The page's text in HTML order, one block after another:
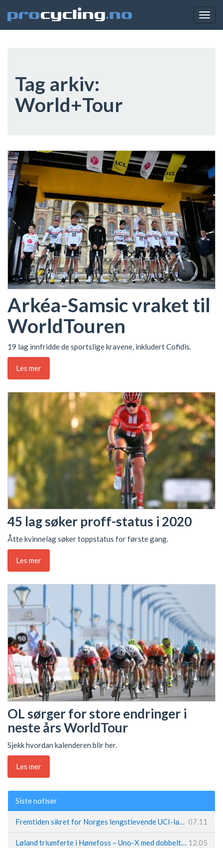
Tag arkiv:
World+Tour
Arkéa-Samsic vraket til
WorldTouren
19 lag innfridde de sportslige kravene, inkludert Cofidis.
Les mer
45 lag søker proff-status i 2020
Åtte kvinnelag søker toppstatus for første gang.
Les mer
OL sørger for store endringer i
neste års WorldTour
Sjekk hvordan kalenderen blir her.
Les mer
Siste notiser
Fremtiden sikret for Norges lengstlevende UCI-lag – Kristoff trer inn i sentral rolle 07.11
Løland triumferte i Hønefoss – Uno-X med dobbeltslag på hjemmebane 12.05